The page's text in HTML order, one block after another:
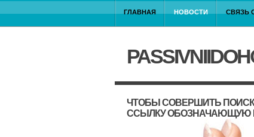
ГЛАВНАЯ НОВОСТИ СВЯЗЬ
ЧТОБЫ СОВЕРШИТЬ
ССЫЛКУ ОБОЗНАЧАЮЩУЮ